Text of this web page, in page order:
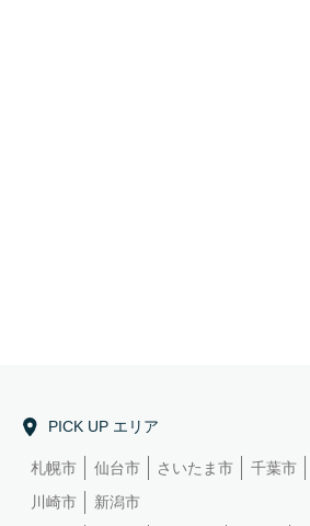
PICK UP エリア
札幌市 仙台市 さいたま市 千葉市
川崎市
新潟市